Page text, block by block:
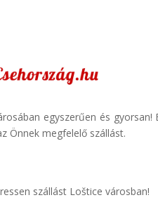
egyszerűen és
Önnek megfelelő szállást.
szállást Loštice városban!